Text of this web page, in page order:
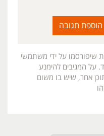
שיפורסמו על ידי משתמשי
על המגיבים להימנע
אחר, שיש בו משום